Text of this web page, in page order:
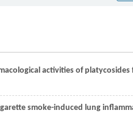
activities of platycosides
smoke-induced lung